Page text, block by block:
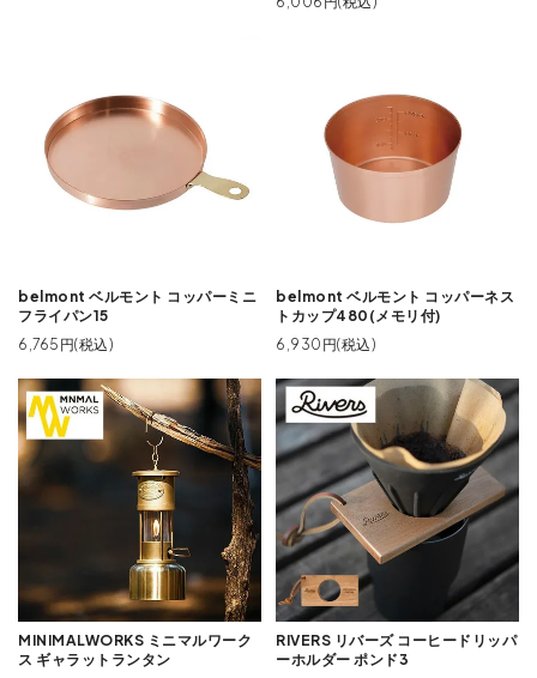
belmont ベルモント コッパーミニ
フライパン15
6,765円(税込)
belmont ベルモント コッパーネス
トカップ480(メモリ付)
6,930円(税込)
MINIMALWORKS ミニマルワーク
ス ギャラットランタン
RIVERS リバーズ コーヒードリッパ
ーホルダー ポンド3